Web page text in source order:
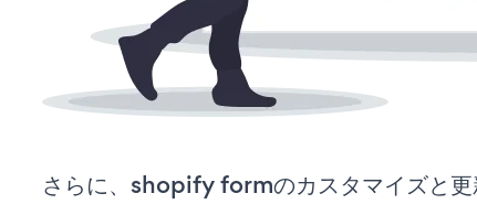
さらに、shopify formのカスタマイズと